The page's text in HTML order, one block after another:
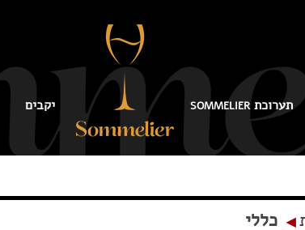
תערוכתSOMMELIER יקבים
◂ כללי